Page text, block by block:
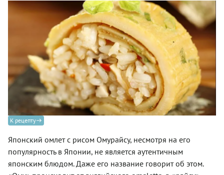
К рецепту
Японский омлет с рисом Омурайсу, несмотря на его
популярность в Японии, не является аутентичным
японским блюдом. Даже его название говорит об этом.